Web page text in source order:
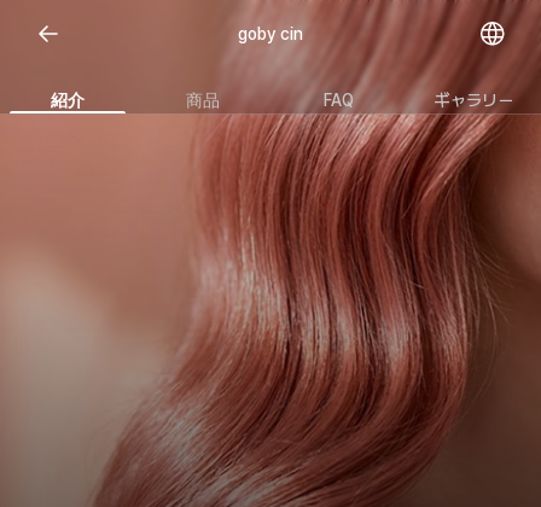
goby cin
紹介 商品 FAQ ギャラリー